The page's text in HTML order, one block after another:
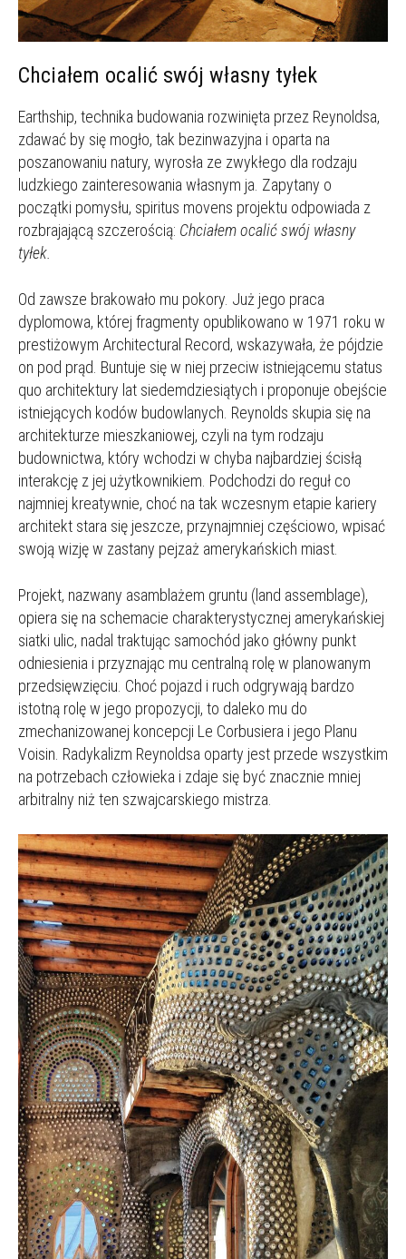
Chciałem ocalić swój własny tyłek
Earthship, technika budowania rozwinięta przez Reynoldsa,
zdawać by się mogło, tak bezinwazyjna i oparta na
poszanowaniu natury, wyrosła ze zwykłego dla rodzaju
ludzkiego zainteresowania własnym ja. Zapytany o
początki pomysłu, spiritus movens projektu odpowiada z
rozbrajającą szczerością: Chciałem ocalić swój własny
tyłek.
Od zawsze brakowało mu pokory. Już jego praca
dyplomowa, której fragmenty opublikowano w 1971 roku w
prestiżowym Architectural Record, wskazywała, że pójdzie
on pod prąd. Buntuje się w niej przeciw istniejącemu status
quo architektury lat siedemdziesiątych i proponuje obejście
istniejących kodów budowlanych. Reynolds skupia się na
architekturze mieszkaniowej, czyli na tym rodzaju
budownictwa, który wchodzi w chyba najbardziej ścisłą
interakcję z jej użytkownikiem. Podchodzi do reguł co
najmniej kreatywnie, choć na tak wczesnym etapie kariery
architekt stara się jeszcze, przynajmniej częściowo, wpisać
swoją wizję w zastany pejzaż amerykańskich miast.
Projekt, nazwany asamblażem gruntu (land assemblage),
opiera się na schemacie charakterystycznej amerykańskiej
siatki ulic, nadal traktując samochód jako główny punkt
odniesienia i przyznając mu centralną rolę w planowanym
przedsięwzięciu. Choć pojazd i ruch odgrywają bardzo
istotną rolę w jego propozycji, to daleko mu do
zmechanizowanej koncepcji Le Corbusiera i jego Planu
Voisin. Radykalizm Reynoldsa oparty jest przede wszystkim
na potrzebach człowieka i zdaje się być znacznie mniej
arbitralny niż ten szwajcarskiego mistrza.